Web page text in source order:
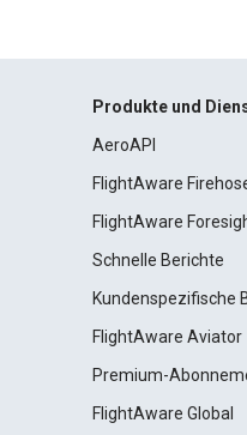
Produkte und
AeroAPI
FlightAware
FlightAware
Schnelle Berichte
Kundenspezifische
FlightAware Aviator
Premium-
FlightAware Global